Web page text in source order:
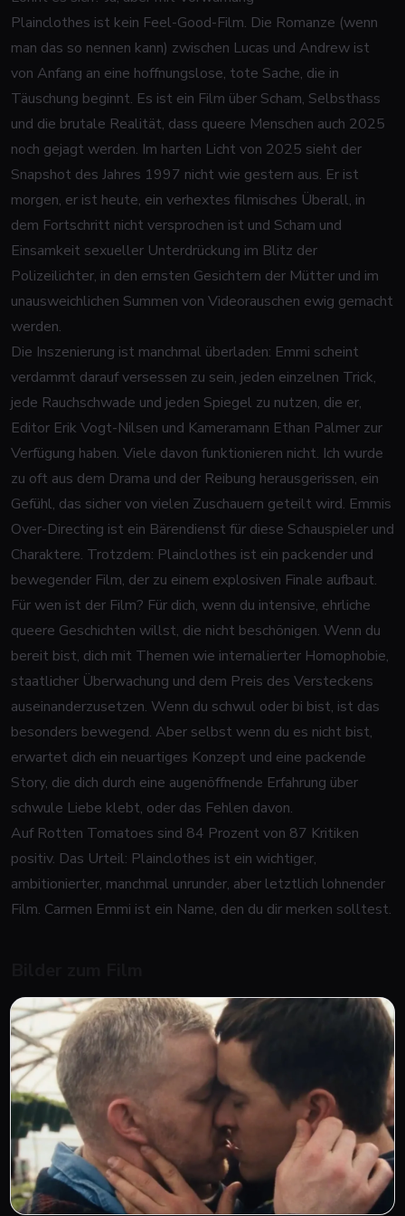
Plainclothes ist kein Feel-Good-Film. Die Romanze (wenn
man das so nennen kann) zwischen Lucas und Andrew ist
von Anfang an eine hoffnungslose, tote Sache, die in
Täuschung beginnt. Es ist ein Film über Scham, Selbsthass
und die brutale Realität, dass queere Menschen auch 2025
noch gejagt werden. Im harten Licht von 2025 sieht der
Snapshot des Jahres 1997 nicht wie gestern aus. Er ist
morgen, er ist heute, ein verhextes filmisches Überall, in
dem Fortschritt nicht versprochen ist und Scham und
Einsamkeit sexueller Unterdrückung im Blitz der
Polizeilichter, in den ernsten Gesichtern der Mütter und im
unausweichlichen Summen von Videorauschen ewig gemacht
werden.
Die Inszenierung ist manchmal überladen: Emmi scheint
verdammt darauf versessen zu sein, jeden einzelnen Trick,
jede Rauchschwade und jeden Spiegel zu nutzen, die er,
Editor Erik Vogt-Nilsen und Kameramann Ethan Palmer zur
Verfügung haben. Viele davon funktionieren nicht. Ich wurde
zu oft aus dem Drama und der Reibung herausgerissen, ein
Gefühl, das sicher von vielen Zuschauern geteilt wird. Emmis
Over-Directing ist ein Bärendienst für diese Schauspieler und
Charaktere. Trotzdem: Plainclothes ist ein packender und
bewegender Film, der zu einem explosiven Finale aufbaut.
Für wen ist der Film? Für dich, wenn du intensive, ehrliche
queere Geschichten willst, die nicht beschönigen. Wenn du
bereit bist, dich mit Themen wie internalierter Homophobie,
staatlicher Überwachung und dem Preis des Versteckens
auseinanderzusetzen. Wenn du schwul oder bi bist, ist das
besonders bewegend. Aber selbst wenn du es nicht bist,
erwartet dich ein neuartiges Konzept und eine packende
Story, die dich durch eine augenöffnende Erfahrung über
schwule Liebe klebt, oder das Fehlen davon.
Auf Rotten Tomatoes sind 84 Prozent von 87 Kritiken
positiv. Das Urteil: Plainclothes ist ein wichtiger,
ambitionierter, manchmal unrunder, aber letztlich lohnender
Film. Carmen Emmi ist ein Name, den du dir merken solltest.